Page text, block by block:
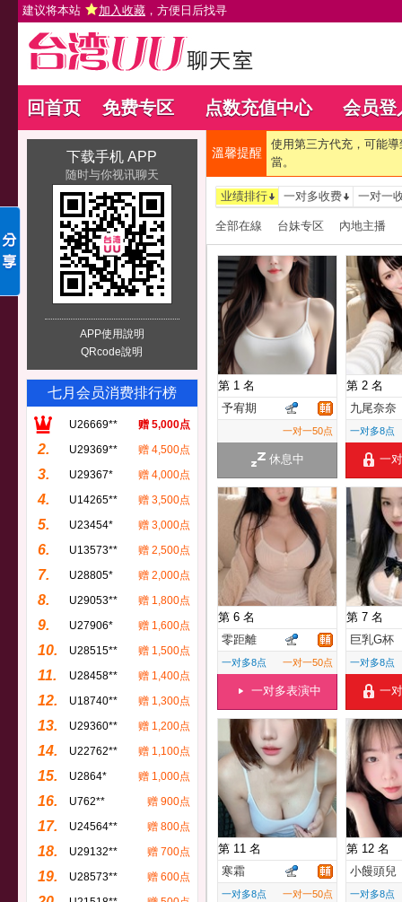
建议将本站 加入收藏 ，方便日后找寻
回首页 免费专区 点数充值中心 会员登
下载手机 APP
随时与你视讯聊天
APP使用說明
QRcode說明
七月会员消费排行榜
U26669** 赠 5,000点
2. U29369** 赠 4,500点
3. U29367* 赠 4,000点
4. U14265** 赠 3,500点
5. U23454* 赠 3,000点
6. U13573** 赠 2,500点
7. U28805* 赠 2,000点
8. U29053** 赠 1,800点
9. U27906* 赠 1,600点
10. U28515** 赠 1,500点
11. U28458** 赠 1,400点
12. U18740** 赠 1,300点
13. U29360** 赠 1,200点
14. U22762** 赠 1,100点
15. U2864* 赠 1,000点
16. U762** 赠 900点
17. U24564** 赠 800点
18. U29132** 赠 700点
19. U28573** 赠 600点
溫馨提醒
使用第三方代充，可能
當。
业绩排行 一对多收费 一对一
全部在線 台妹专区 內地主播
第 1 名
予宥期
一对一50点
休息中
第 2 名
九尾奈奈
一对多8点
一
第 6 名
零距離
一对多8点 一对一50点
一对多表演中
第 7 名
巨乳G杯
一对多8点
一
第 11 名
寒霜
一对多8点 一对一50点
第 12 名
小饅頭兒
一对多8点